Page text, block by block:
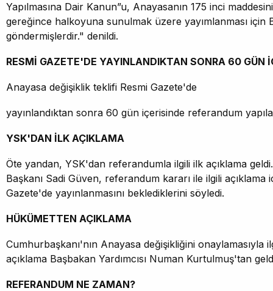
Yapılmasına Dair Kanun”u, Anayasanın 175 inci
gereğince halkoyuna sunulmak üzere yayımlanması için
göndermişlerdir." denildi.
RESMİ GAZETE'DE YAYINLANDIKTAN SONRA 60 GÜN
Anayasa değişiklik teklifi Resmi Gazete'de
yayınlandıktan sonra 60 gün içerisinde referandum
YSK'DAN İLK AÇIKLAMA
Öte yandan, YSK'dan referandumla ilgili ilk açıklama
Başkanı Sadi Güven, referandum kararı ile ilgili açıklama
Gazete'de yayınlanmasını beklediklerini söyledi.
HÜKÜMETTEN AÇIKLAMA
Cumhurbaşkanı'nın Anayasa değişikliğini onaylamasıyla
açıklama Başbakan Yardımcısı Numan Kurtulmuş'tan
REFERANDUM NE ZAMAN?